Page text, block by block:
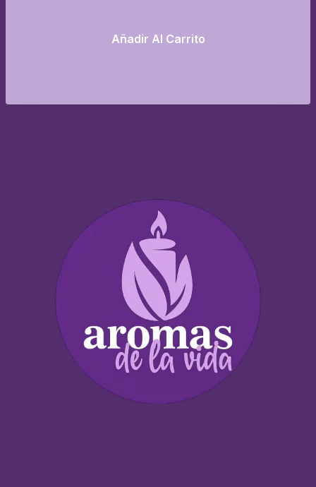
Añadir Al Carrito